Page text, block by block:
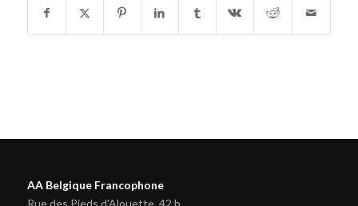
AA Belgique Francophone
Rue des Pieds d'Alouette, 42 b